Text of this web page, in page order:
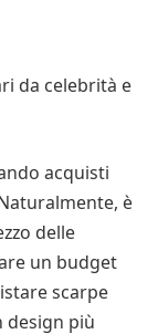
da celebrità e
acquisti
è
delle
un budget
scarpe
design più